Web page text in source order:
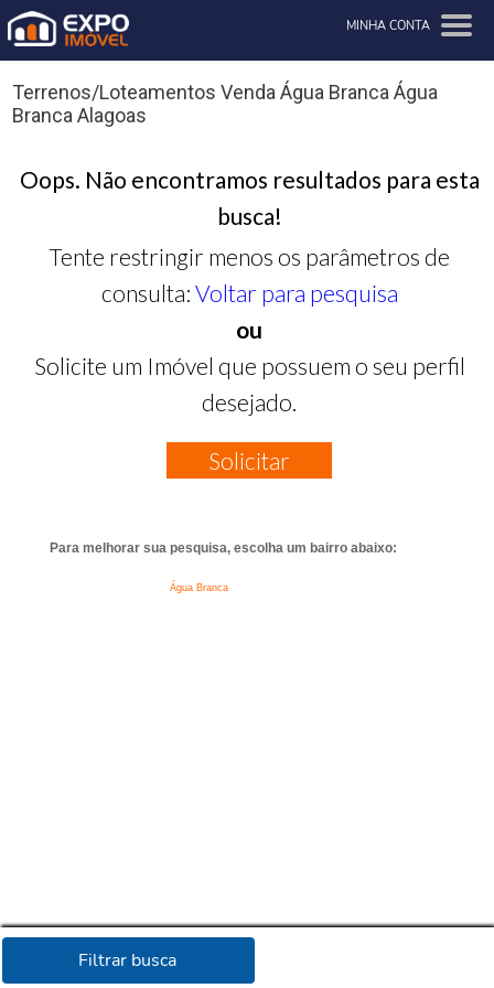
MINHA CONTA
Filtrar busca
Terrenos/Loteamentos Venda Água Branca Água
Branca Alagoas
Oops. Não encontramos resultados para esta
busca!
Tente restringir menos os parâmetros de
consulta: Voltar para pesquisa
ou
Solicite um Imóvel que possuem o seu perfil
desejado.
Solicitar
Para melhorar sua pesquisa, escolha um bairro abaixo:
Água Branca